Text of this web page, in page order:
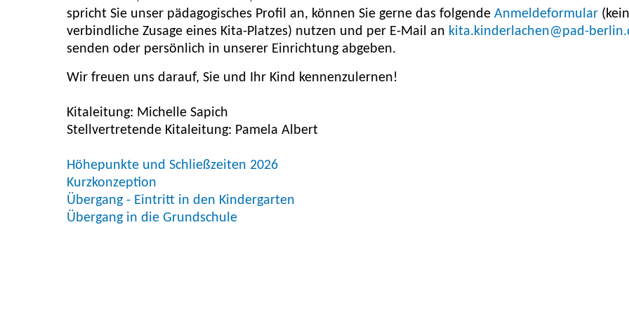
spricht Sie unser pädagogisches Profil an, können Sie gerne das folgende Anmeldeformular
verbindliche Zusage eines Kita-Platzes) nutzen und per E-Mail an kita.kinderlachen@pad-
senden oder persönlich in unserer Einrichtung abgeben.
Wir freuen uns darauf, Sie und Ihr Kind kennenzulernen!
Kitaleitung: Michelle Sapich
Stellvertretende Kitaleitung: Pamela Albert
Höhepunkte und Schließzeiten 2026
Kurzkonzeption
Übergang - Eintritt in den Kindergarten
Übergang in die Grundschule